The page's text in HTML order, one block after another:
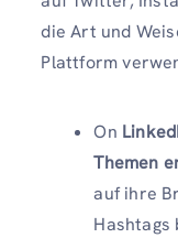
die Art und
Plattform
On
Themen
auf ihre
Hashtags